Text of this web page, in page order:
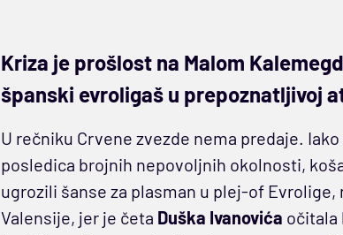
Kriza je prošlost na Malom
španski evroligaš u prepoznatljivoj
U rečniku Crvene zvezde nema predaje.
posledica brojnih nepovoljnih okolnosti,
ugrozili šanse za plasman u plej-of
Valensije, jer je četa Duška Ivanovića očitala